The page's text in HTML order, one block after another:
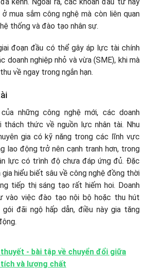
mua sắm công nghệ mà còn liên quan
thống và đào tạo nhân sự.
đoạn đầu có thể gây áp lực tài chính
doanh nghiệp nhỏ và vừa (SME), khi mà
về ngay trong ngắn hạn.
những công nghệ mới, các doanh
thách thức về nguồn lực nhân tài. Nhu
gia có kỹ năng trong các lĩnh vực
lao động trở nên cạnh tranh hơn, trong
lực có trình độ chưa đáp ứng đủ. Đặc
hiểu biết sâu về công nghệ đồng thời
tiếp thị sáng tạo rất hiếm hoi. Doanh
vào việc đào tạo nội bộ hoặc thu hút
đãi ngộ hấp dẫn, điều này gia tăng
thuyết - bài tập về chuyển đổi giữa
và lượng chất